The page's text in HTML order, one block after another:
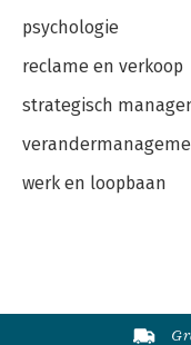
psychologie
reclame en verkoop
strategisch
werk en loopbaan